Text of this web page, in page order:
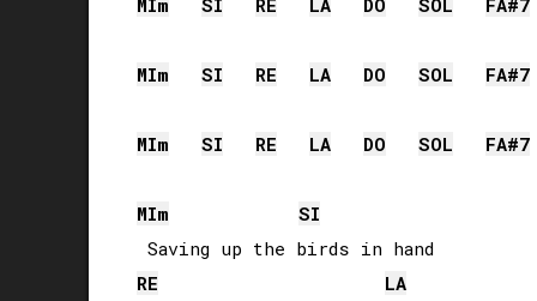
MIm SI RE LA DO SOL FA#7
MIm SI RE LA DO SOL FA#7
MIm SI RE LA DO SOL FA#7
MIm
SI
RE
LA